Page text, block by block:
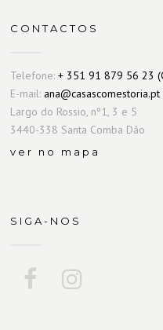
CONTACTOS
Telefone:+ 351 91 879 56 23
E-mail: ana@casascomestoria.pt
Largo do Rossio, nº1, 3 e 5
3440-338 Santa Comba Dão
ver no mapa
SIGA-NOS